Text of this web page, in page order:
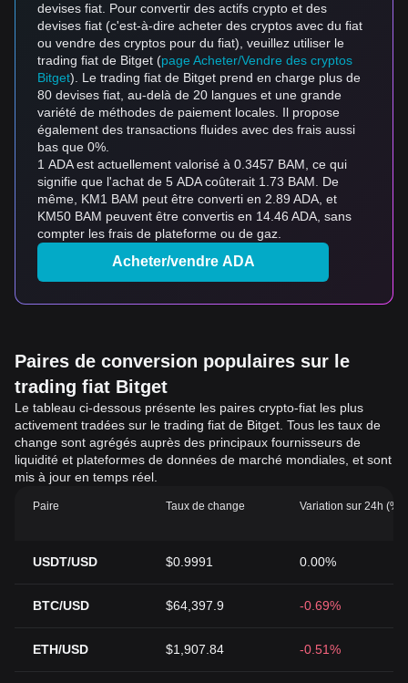
devises fiat. Pour convertir des actifs crypto et des
devises fiat (c'est-à-dire acheter des cryptos avec du fiat
ou vendre des cryptos pour du fiat), veuillez utiliser le
trading fiat de Bitget (page Acheter/Vendre des cryptos
Bitget). Le trading fiat de Bitget prend en charge plus de
80 devises fiat, au-delà de 20 langues et une grande
variété de méthodes de paiement locales. Il propose
également des transactions fluides avec des frais aussi
bas que 0%.
1 ADA est actuellement valorisé à 0.3457 BAM, ce qui
signifie que l'achat de 5 ADA coûterait 1.73 BAM. De
même, KM1 BAM peut être converti en 2.89 ADA, et
KM50 BAM peuvent être convertis en 14.46 ADA, sans
compter les frais de plateforme ou de gaz.
Acheter/vendre ADA
Paires de conversion populaires sur le
trading fiat Bitget
Le tableau ci-dessous présente les paires crypto-fiat les plus
activement tradées sur le trading fiat de Bitget. Tous les taux de
change sont agrégés auprès des principaux fournisseurs de
liquidité et plateformes de données de marché mondiales, et sont
mis à jour en temps réel.
Paire Taux de change Variation sur 24h (%)
USDT/USD $0.9991 0.00%
BTC/USD $64,397.9 -0.69%
ETH/USD $1,907.84 -0.51%